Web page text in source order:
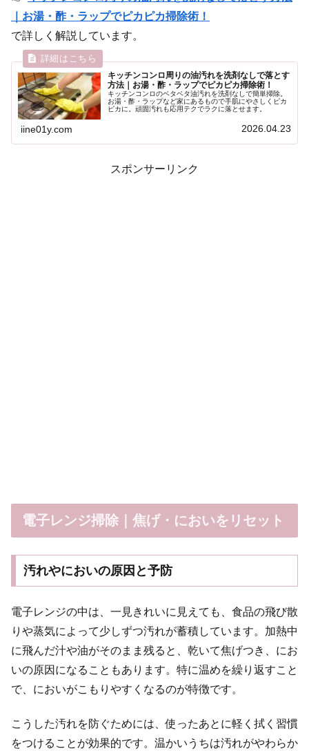
｜お湯・酢・ラップでピカピカ掃除術！
で詳しく解説しています。
キッチンコンロ周りの油汚れを洗剤なしで落とす
方法｜お湯・酢・ラップでピカピカ掃除術！
キッチンコンロのベタベタ油汚れを洗剤なしで簡単掃除。
お湯・酢・ラップなど家にあるもので手肌にやさしくピカ
ピカに。頑固汚れも応用テクでラクに落とせます。
iine01y.com 2026.04.23
スポンサーリンク
電子レンジ掃除｜焦げ・においをリセット
汚れやにおいの原因と予防
電子レンジの中は、一見きれいに見えても、食品の飛び散
りや蒸気によって少しずつ汚れが蓄積しています。加熱中
に飛んだ汁や油がそのまま残ると、乾いて焦げつき、にお
いの原因になることもあります。特に温めを繰り返すこと
で、においがこもりやすくなるのが特徴です。
こうした汚れを防ぐためには、使ったあとに軽く拭く習慣
をつけることが効果的です。温かいうちは汚れがやわらか